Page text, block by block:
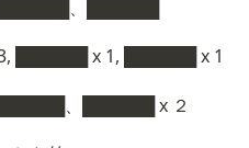
、██████
██████ x 1, ██████ x 1
、██████ x ２